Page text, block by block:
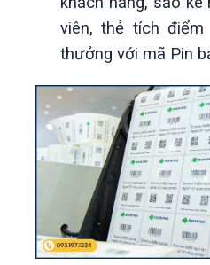
viên, thẻ tích
thưởng với mã Pin